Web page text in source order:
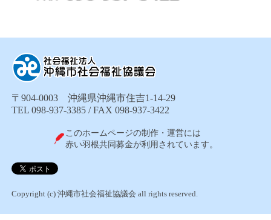
〒904-0003 沖縄県沖縄市住吉1-14-29
TEL 098-937-3385 / FAX 098-937-3422
このホームページの制作・運営には
赤い羽根共同募金が利用されています。
Copyright (c) 沖縄市社会福祉協議会 all rights reserved.